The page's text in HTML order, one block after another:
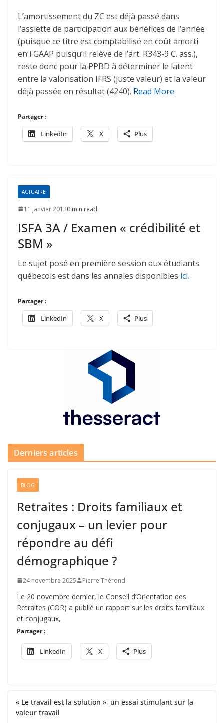
L’amortissement du ZC est déjà passé dans
l’assiette de participation aux bénéfices de l’année
(puisque ce titre est comptabilisé en coût amorti
en FGAAP puisqu’il relève de l’art. R343-9 C. ass.),
reste donc pour la PPBD à déterminer le latent
entre la valorisation IFRS (juste valeur) et la valeur
déjà passée en résultat (4240). Read More
Partager :
LinkedIn X Plus
ACTUAIRE
11 janvier 20130 min read
ISFA 3A / Examen « crédibilité et
SBM »
Le sujet posé en première session aux étudiants
québecois est dans les annales disponibles ici.
Partager :
LinkedIn X Plus
Derniers articles
BLOG
Retraites : Droits familiaux et
conjugaux – un levier pour
répondre au défi
démographique ?
24 novembre 2025 Pierre Thérond
Le 20 novembre dernier, le Conseil d’Orientation des
Retraites (COR) a publié un rapport sur les droits familiaux
et conjugaux,
Partager :
LinkedIn X Plus
« Le travail est la solution », un essai stimulant sur la
valeur travail